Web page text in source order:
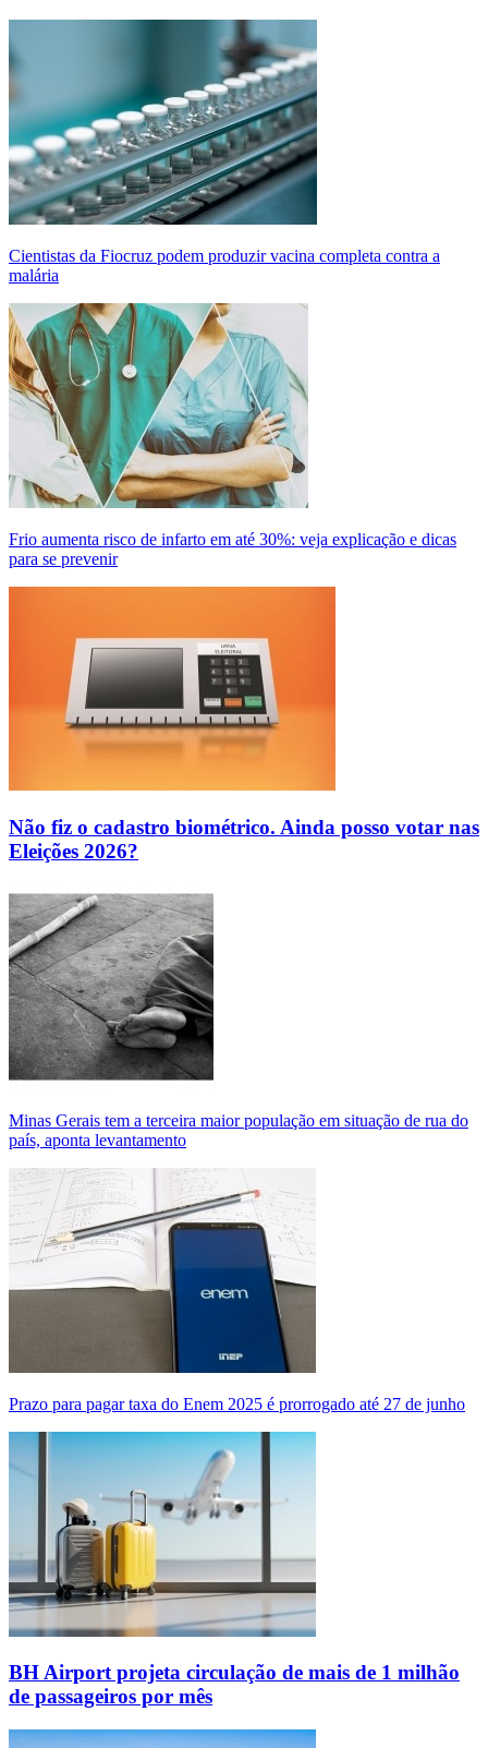
Cientistas da Fiocruz podem produzir vacina completa contra a
malária
Frio aumenta risco de infarto em até 30%: veja explicação e dicas
para se prevenir
Não fiz o cadastro biométrico. Ainda posso votar nas
Eleições 2026?
Minas Gerais tem a terceira maior população em situação de rua do
país, aponta levantamento
Prazo para pagar taxa do Enem 2025 é prorrogado até 27 de junho
BH Airport projeta circulação de mais de 1 milhão
de passageiros por mês